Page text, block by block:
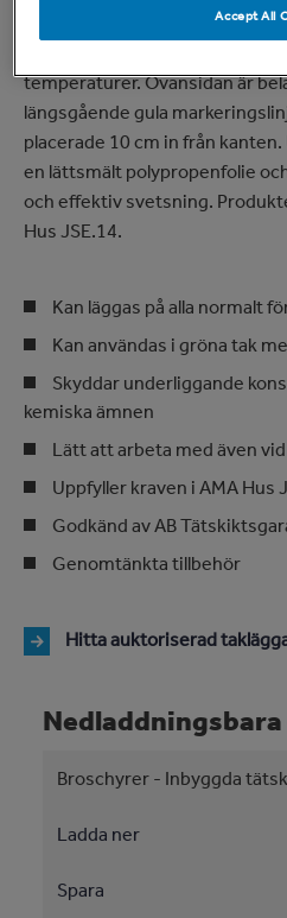
med SBS-modifierad bitumen
temperaturer. Ovansidan är
längsgående gula
placerade 10 cm in från
en lättsmält polypropenfolie
och effektiv svetsning.
Hus JSE.14.
Kan läggas på alla normalt
Kan användas i gröna tak
Skyddar underliggande
kemiska ämnen
Lätt att arbeta med även
Uppfyller kraven i AMA Hus
Godkänd av AB
Genomtänkta tillbehör
Hitta auktoriserad
Broschyrer - Inbyggda
Ladda ner
Spara
Accept All